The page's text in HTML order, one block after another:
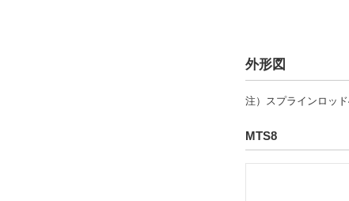
外形図
注）スプラインロッ
MTS8